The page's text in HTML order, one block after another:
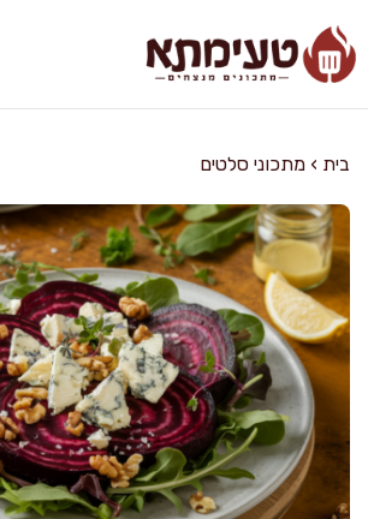
לתוכן
בית › מתכוני סלטים